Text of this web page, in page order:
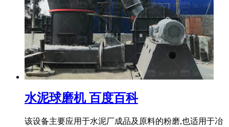
水泥球磨机 百度百科
该设备主要应用于水泥厂成品及原料的粉磨,也适用于冶